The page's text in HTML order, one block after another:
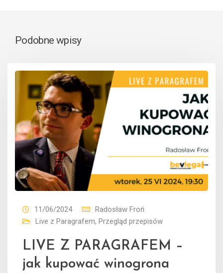
Podobne wpisy
11/06/2024
Radosław Froń
Live z Paragrafem, Przegląd przepisów
LIVE Z PARAGRAFEM –
jak kupować winogrona